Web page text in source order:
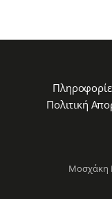
Πολιτική
Μοσχάκη